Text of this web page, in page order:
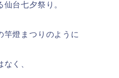
台七夕祭り。
竿燈まつりのように
く、